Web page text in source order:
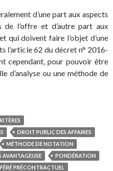
d’une part aux aspects
de l’offre et d’autre part aux
qui doivent faire l’objet d’une
l’article 62 du décret n° 2016-
cependant, pour pouvoir être
d’analyse ou une méthode de
DROIT PUBLIC DES AFFAIRES
MÉTHODE DE NOTATION
AVANTAGEUSE
PONDÉRATION
PRÉCONTRACTUEL